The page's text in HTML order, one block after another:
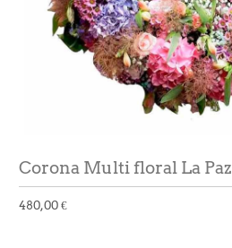
Corona Multi floral La Paz
480,00 €